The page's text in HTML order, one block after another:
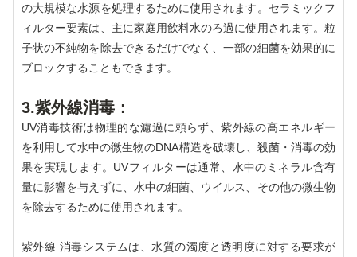
の大規模な水源を処理するために使用されます。セラミックフ
ィルター要素は、主に家庭用飲料水のろ過に使用されます。粒
子状の不純物を除去できるだけでなく、一部の細菌を効果的に
ブロックすることもできます。
3.紫外線消毒：
UV消毒技術は物理的な濾過に頼らず、紫外線の高エネルギー
を利用して水中の微生物のDNA構造を破壊し、殺菌・消毒の効
果を実現します。UVフィルターは通常、水中のミネラル含有
量に影響を与えずに、水中の細菌、ウイルス、その他の微生物
を除去するために使用されます。
紫外線 消毒システムは、水質の濁度と透明度に対する要求が